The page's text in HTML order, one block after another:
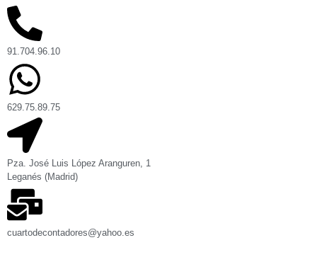
91.704.96.10
629.75.89.75
Pza. José Luis López Aranguren, 1
Leganés (Madrid)
cuartodecontadores@yahoo.es